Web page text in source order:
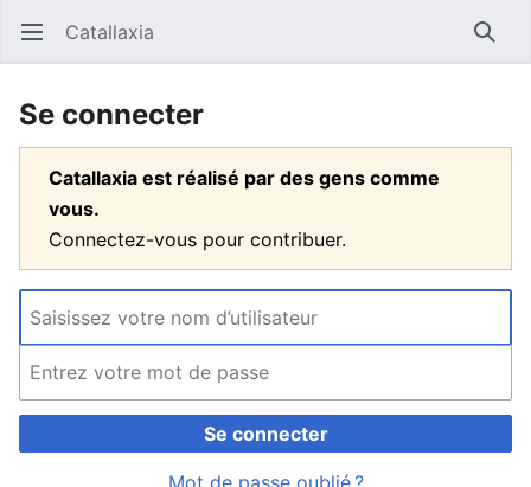
Ouvrir le menu principal Catallaxia
Se connecter
Catallaxia est réalisé par des gens comme
vous.
Connectez-vous pour contribuer.
Se connecter